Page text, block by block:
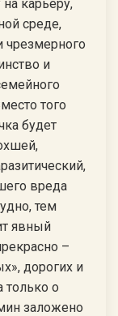
карьеру,
среде,
чрезмерного
и
того
будет
вреда
тем
явный
–
дорогих и
о
заложено